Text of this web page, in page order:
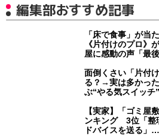
編集部おすすめ記事
「床で食事」が当
《片付けのプロ
屋に感動の声「最
面倒くさい「片付
る？→実は多かっ
ぶ“やる気スイッチ
【実家】「ゴミ屋
ンキング 3位「整
ドバイスを送る」